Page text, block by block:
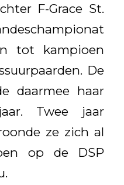
F-Grace St.
tot kampioen
De
daarmee haar
Twee jaar
ze zich al
op de DSP